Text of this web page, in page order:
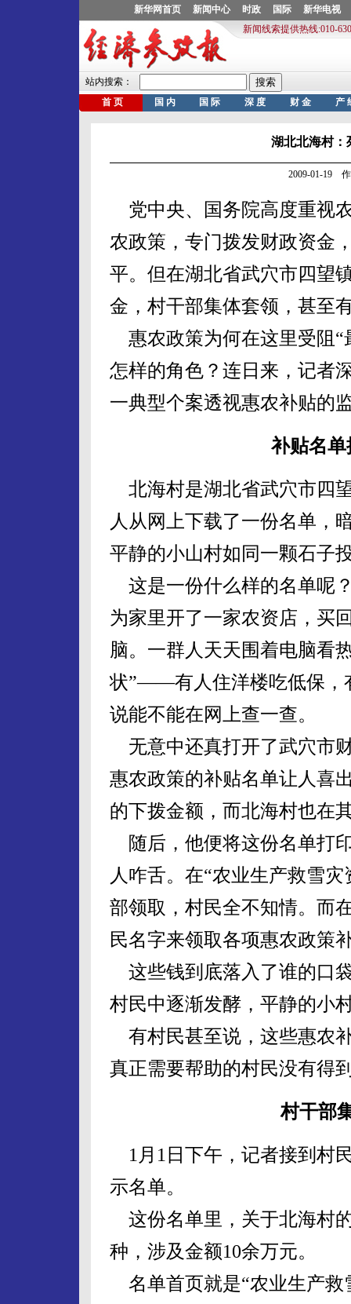
湖北北海村：
2009-01-19
党中央、国务院高度重视
农政策，专门拨发财政资金
平。但在湖北省武穴市四望
金，村干部集体套领，甚至
惠农政策为何在这里受阻“
怎样的角色？连日来，记者
一典型个案透视惠农补贴的
补贴名
北海村是湖北省武穴市四
人从网上下载了一份名单，
平静的小山村如同一颗石子
这是一份什么样的名单呢
为家里开了一家农资店，买
脑。一群人天天围着电脑看
状”——有人住洋楼吃低保，
说能不能在网上查一查。
无意中还真打开了武穴市
惠农政策的补贴名单让人喜
的下拨金额，而北海村也在
随后，他便将这份名单打
人咋舌。在“农业生产救雪
部领取，村民全不知情。而
民名字来领取各项惠农政策
这些钱到底落入了谁的口
村民中逐渐发酵，平静的小
有村民甚至说，这些惠农
真正需要帮助的村民没有得
村干部
1月1日下午，记者接到村
示名单。
这份名单里，关于北海村
种，涉及金额10余万元。
名单首页就是“农业生产救